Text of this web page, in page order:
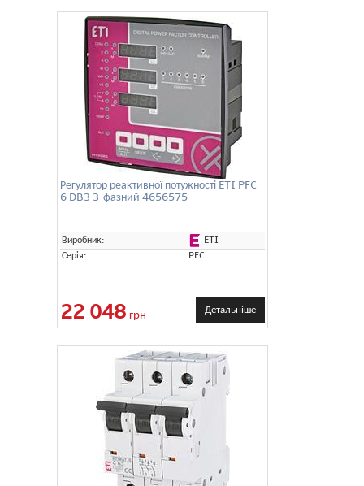
Регулятор реактивної потужності ETI PFC
6 DB3 3-фазний 4656575
Виробник:
ETI
Серія:
PFC
22 048 грн Детальніше